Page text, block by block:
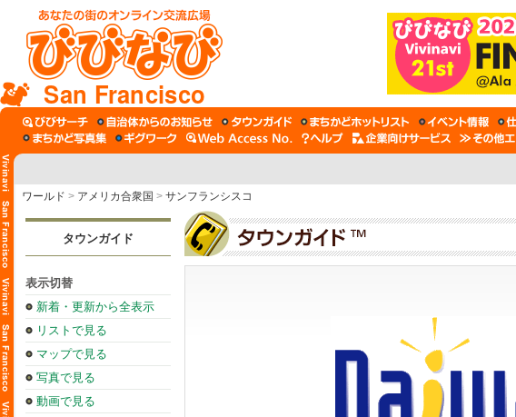
San Francisco
ワールド > アメリカ合衆国 > サンフランシスコ
タウンガイド
表示切替
新着・更新から全表示
リストで見る
マップで見る
写真で見る
動画で見る